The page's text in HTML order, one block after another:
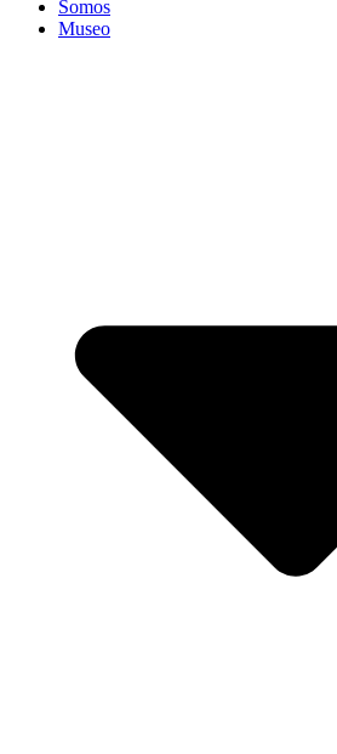
Somos
Museo